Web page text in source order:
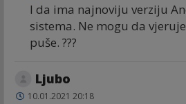
I da ima najnoviju verziju
sistema. Ne mogu da
puše. ???
Ljubo
10.01.2021 20:18